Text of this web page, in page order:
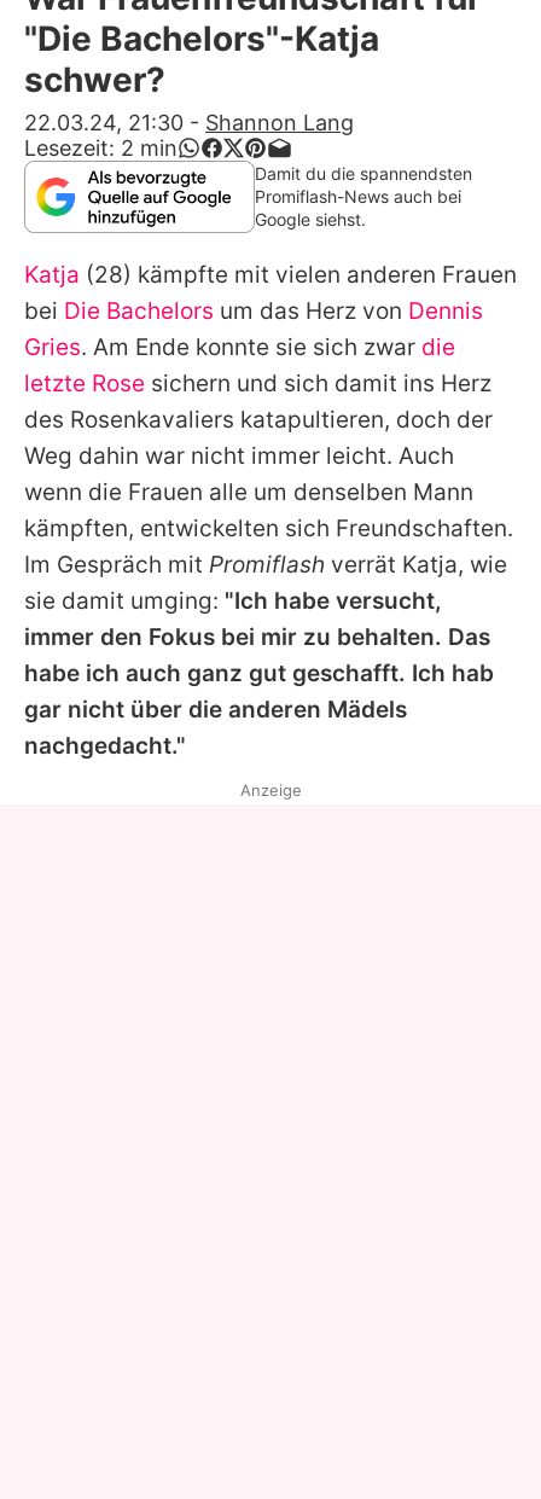
Alle Themen auf Promiflash
App runterladen
Team
Redaktionelle Richtlinien
Impressum
Datenschutzerklärung
Nutzungsbedingungen
Utiq verwalten
"Die Bachelors"-Katja
schwer?
22.03.24, 21:30 - Shannon Lang
Lesezeit: 2 min
Damit du die spannendsten
Promiflash-News auch bei
Google siehst.
Katja (28) kämpfte mit vielen anderen Frauen
bei Die Bachelors um das Herz von Dennis
Gries. Am Ende konnte sie sich zwar die
letzte Rose sichern und sich damit ins Herz
des Rosenkavaliers katapultieren, doch der
Weg dahin war nicht immer leicht. Auch
wenn die Frauen alle um denselben Mann
kämpften, entwickelten sich Freundschaften.
Im Gespräch mit Promiflash verrät Katja, wie
sie damit umging: "Ich habe versucht,
immer den Fokus bei mir zu behalten. Das
habe ich auch ganz gut geschafft. Ich hab
gar nicht über die anderen Mädels
nachgedacht."
Anzeige